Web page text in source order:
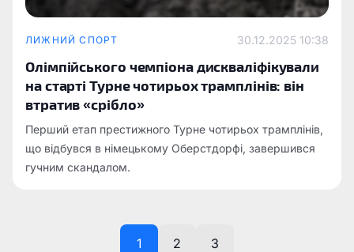
ЛИЖНИЙ СПОРТ 30.12.2025 10:38
Олімпійського чемпіона дискваліфікували
на старті Турне чотирьох трамплінів: він
втратив «срібло»
Перший етап престижного Турне чотирьох трамплінів,
що відбувся в німецькому Оберстдорфі, завершився
гучним скандалом.
1 2 3